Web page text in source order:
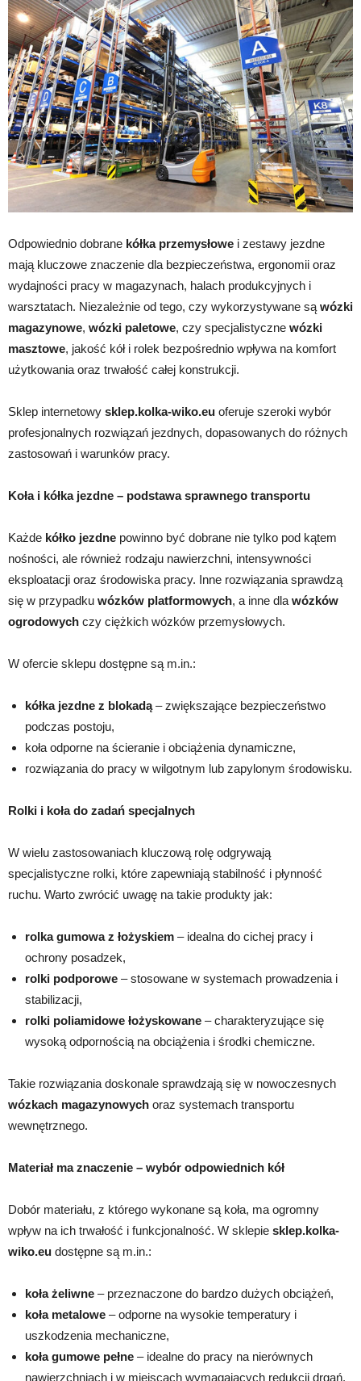
Odpowiednio dobrane kółka przemysłowe i zestawy jezdne
mają kluczowe znaczenie dla bezpieczeństwa, ergonomii oraz
wydajności pracy w magazynach, halach produkcyjnych i
warsztatach. Niezależnie od tego, czy wykorzystywane sąwózki
magazynowe, wózki paletowe, czy specjalistyczne wózki
masztowe, jakość kół i rolek bezpośrednio wpływa na komfort
użytkowania oraz trwałość całej konstrukcji.
Sklep internetowy sklep.kolka-wiko.eu oferuje szeroki wybór
profesjonalnych rozwiązań jezdnych, dopasowanych do różnych
zastosowań i warunków pracy.
Koła i kółka jezdne – podstawa sprawnego transportu
Każde kółko jezdne powinno być dobrane nie tylko pod kątem
nośności, ale również rodzaju nawierzchni, intensywności
eksploatacji oraz środowiska pracy. Inne rozwiązania sprawdzą
się w przypadku wózków platformowych, a inne dlawózków
ogrodowych czy ciężkich wózków przemysłowych.
W ofercie sklepu dostępne są m.in.:
kółka jezdne z blokadą– zwiększające bezpieczeństwo
podczas postoju,
koła odporne na ścieranie i obciążenia dynamiczne,
rozwiązania do pracy w wilgotnym lub zapylonym środowisku.
Rolki i koła do zadań specjalnych
W wielu zastosowaniach kluczową rolę odgrywają
specjalistyczne rolki, które zapewniają stabilność i płynność
ruchu. Warto zwrócić uwagę na takie produkty jak:
rolka gumowa z łożyskiem – idealna do cichej pracy i
ochrony posadzek,
rolki podporowe – stosowane w systemach prowadzenia i
stabilizacji,
rolki poliamidowe łożyskowane – charakteryzujące się
wysoką odpornością na obciążenia i środki chemiczne.
Takie rozwiązania doskonale sprawdzają się w nowoczesnych
wózkach magazynowych oraz systemach transportu
wewnętrznego.
Materiał ma znaczenie – wybór odpowiednich kół
Dobór materiału, z którego wykonane są koła, ma ogromny
wpływ na ich trwałość i funkcjonalność. W sklepie sklep.kolka-
wiko.eu dostępne są m.in.:
koła żeliwne – przeznaczone do bardzo dużych obciążeń,
koła metalowe – odporne na wysokie temperatury i
uszkodzenia mechaniczne,
koła gumowe pełne – idealne do pracy na nierównych
nawierzchniach i w miejscach wymagających redukcji drgań.